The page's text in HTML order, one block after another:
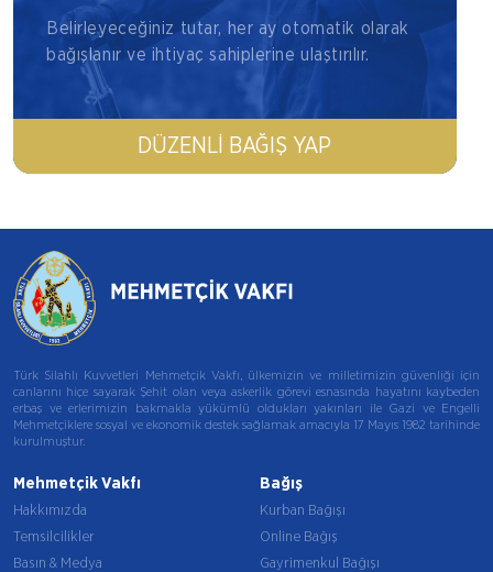
Belirleyeceğiniz tutar, her ay otomatik olarak
bağışlanır ve ihtiyaç sahiplerine ulaştırılır.
DÜZENLI BAĞIŞ YAP
Türk Silahlı Kuvvetleri Mehmetçik Vakfı, ülkemizin ve milletimizin güvenliği için
canlarını hiçe sayarak Şehit olan veya askerlik görevi esnasında hayatını kaybeden
erbaş ve erlerimizin bakmakla yükümlü oldukları yakınları ile Gazi ve Engelli
Mehmetçiklere sosyal ve ekonomik destek sağlamak amacıyla 17 Mayıs 1982 tarihinde
kurulmuştur.
Mehmetçik Vakfı
Hakkımızda
Temsilcilikler
Basın & Medya
Bağış
Kurban Bağışı
Online Bağış
Gayrimenkul Bağışı